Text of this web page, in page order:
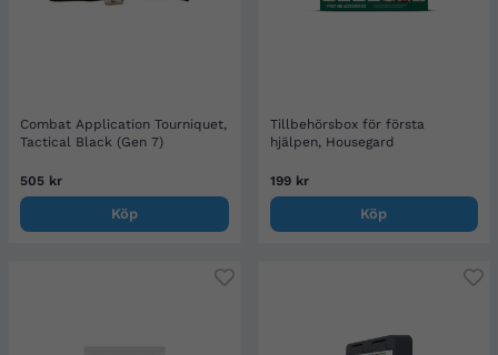
Combat Application Tourniquet,
Tactical Black (Gen 7)
505 kr
Köp
Tillbehörsbox för första
hjälpen, Housegard
199 kr
Köp